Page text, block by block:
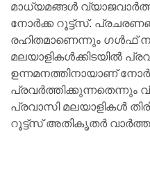
മാധ്യമങ്ങൾ
നോര്‍ക്ക റൂട്ട്സ്.
രഹിതമാണെന്നും ഗൾഫ്
മലയാളികൾക്കിടയിൽ
ഉന്നമനത്തിനായാണ്
പ്രവാസി മലയാളികൾ
റൂട്ട്സ് അതികൃതർ